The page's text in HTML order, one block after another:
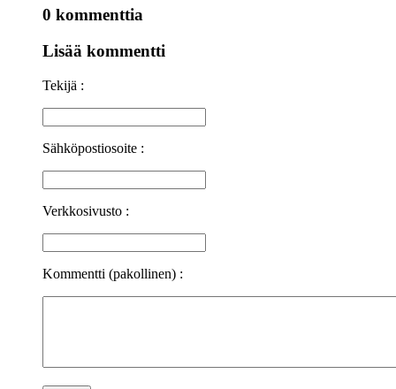
0 kommenttia
Lisää kommentti
Tekijä :
Sähköpostiosoite :
Verkkosivusto :
Kommentti (pakollinen) :